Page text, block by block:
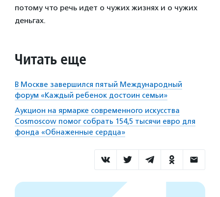
потому что речь идет о чужих жизнях и о чужих
деньгах.
Читать еще
В Москве завершился пятый Международный
форум «Каждый ребенок достоин семьи»
Аукцион на ярмарке современного искусства
Cosmoscow помог собрать 154,5 тысячи евро для
фонда «Обнаженные сердца»